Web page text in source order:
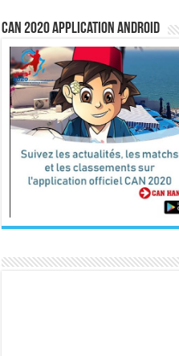
CAN 2020 Application Android